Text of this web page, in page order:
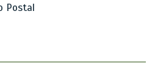
Postal